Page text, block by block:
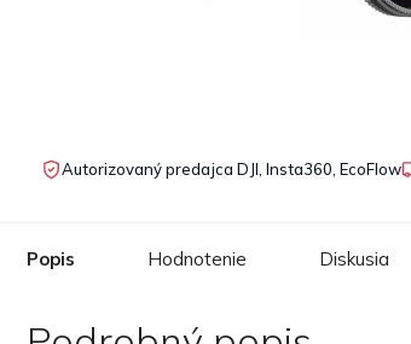
Autorizovaný predajca DJI, Insta360, EcoFlow
Popis Hodnotenie Diskusia